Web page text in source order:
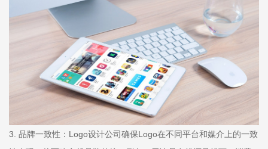
3. 品牌一致性：Logo设计公司确保Logo在不同平台和媒介上的一致